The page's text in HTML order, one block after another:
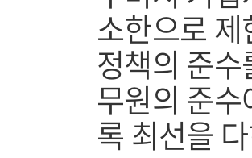
소한으로
정책의 준
무원의 준
록 최선을